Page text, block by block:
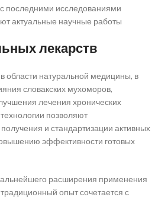
последними исследованиями
актуальные научные работы
лекарств
области натуральной медицины, в
словакских мухоморов,
лечения хронических
позволяют
и стандартизации активных
эффективности готовых
расширения применения
традиционный опыт сочетается с